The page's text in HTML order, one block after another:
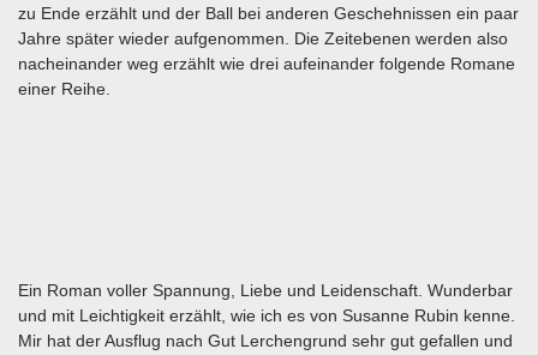
zu Ende erzählt und der Ball bei anderen Geschehnissen ein paar
Jahre später wieder aufgenommen. Die Zeitebenen werden also
nacheinander weg erzählt wie drei aufeinander folgende Romane
einer Reihe.
Ein Roman voller Spannung, Liebe und Leidenschaft. Wunderbar
und mit Leichtigkeit erzählt, wie ich es von Susanne Rubin kenne.
Mir hat der Ausflug nach Gut Lerchengrund sehr gut gefallen und